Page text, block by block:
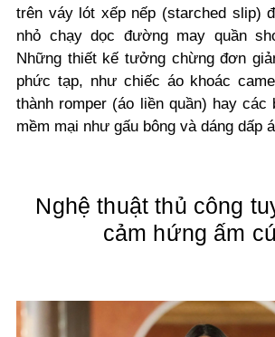
trên váy lót xếp nếp (starched slip)
nhỏ chạy dọc đường may quần
Những thiết kế tưởng chừng đơn
phức tạp, như chiếc áo khoác
thành romper (áo liền quần) hay các
mềm mại như gấu bông và dáng dấp
Nghệ thuật thủ công
cảm hứng ấm